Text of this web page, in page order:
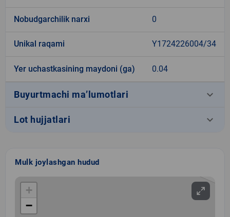
Nobudgarchilik narxi 0
Unikal raqami Y1724226004/34
Yer uchastkasining maydoni (ga) 0.04
Buyurtmachi ma’lumotlari keyboard_arrow_down
Lot hujjatlari keyboard_arrow_down
Mulk joylashgan hudud
+
−